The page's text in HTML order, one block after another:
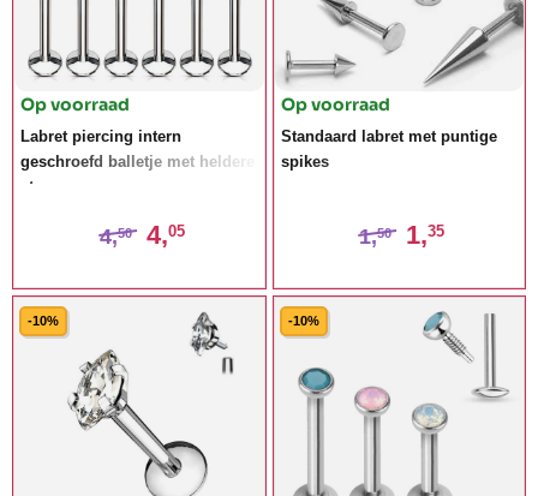
Op voorraad
Labret piercing intern
geschroefd balletje met heldere
steen
4,50 4,05
Op voorraad
Standaard labret met puntige
spikes
1,50 1,35
-10% -10%